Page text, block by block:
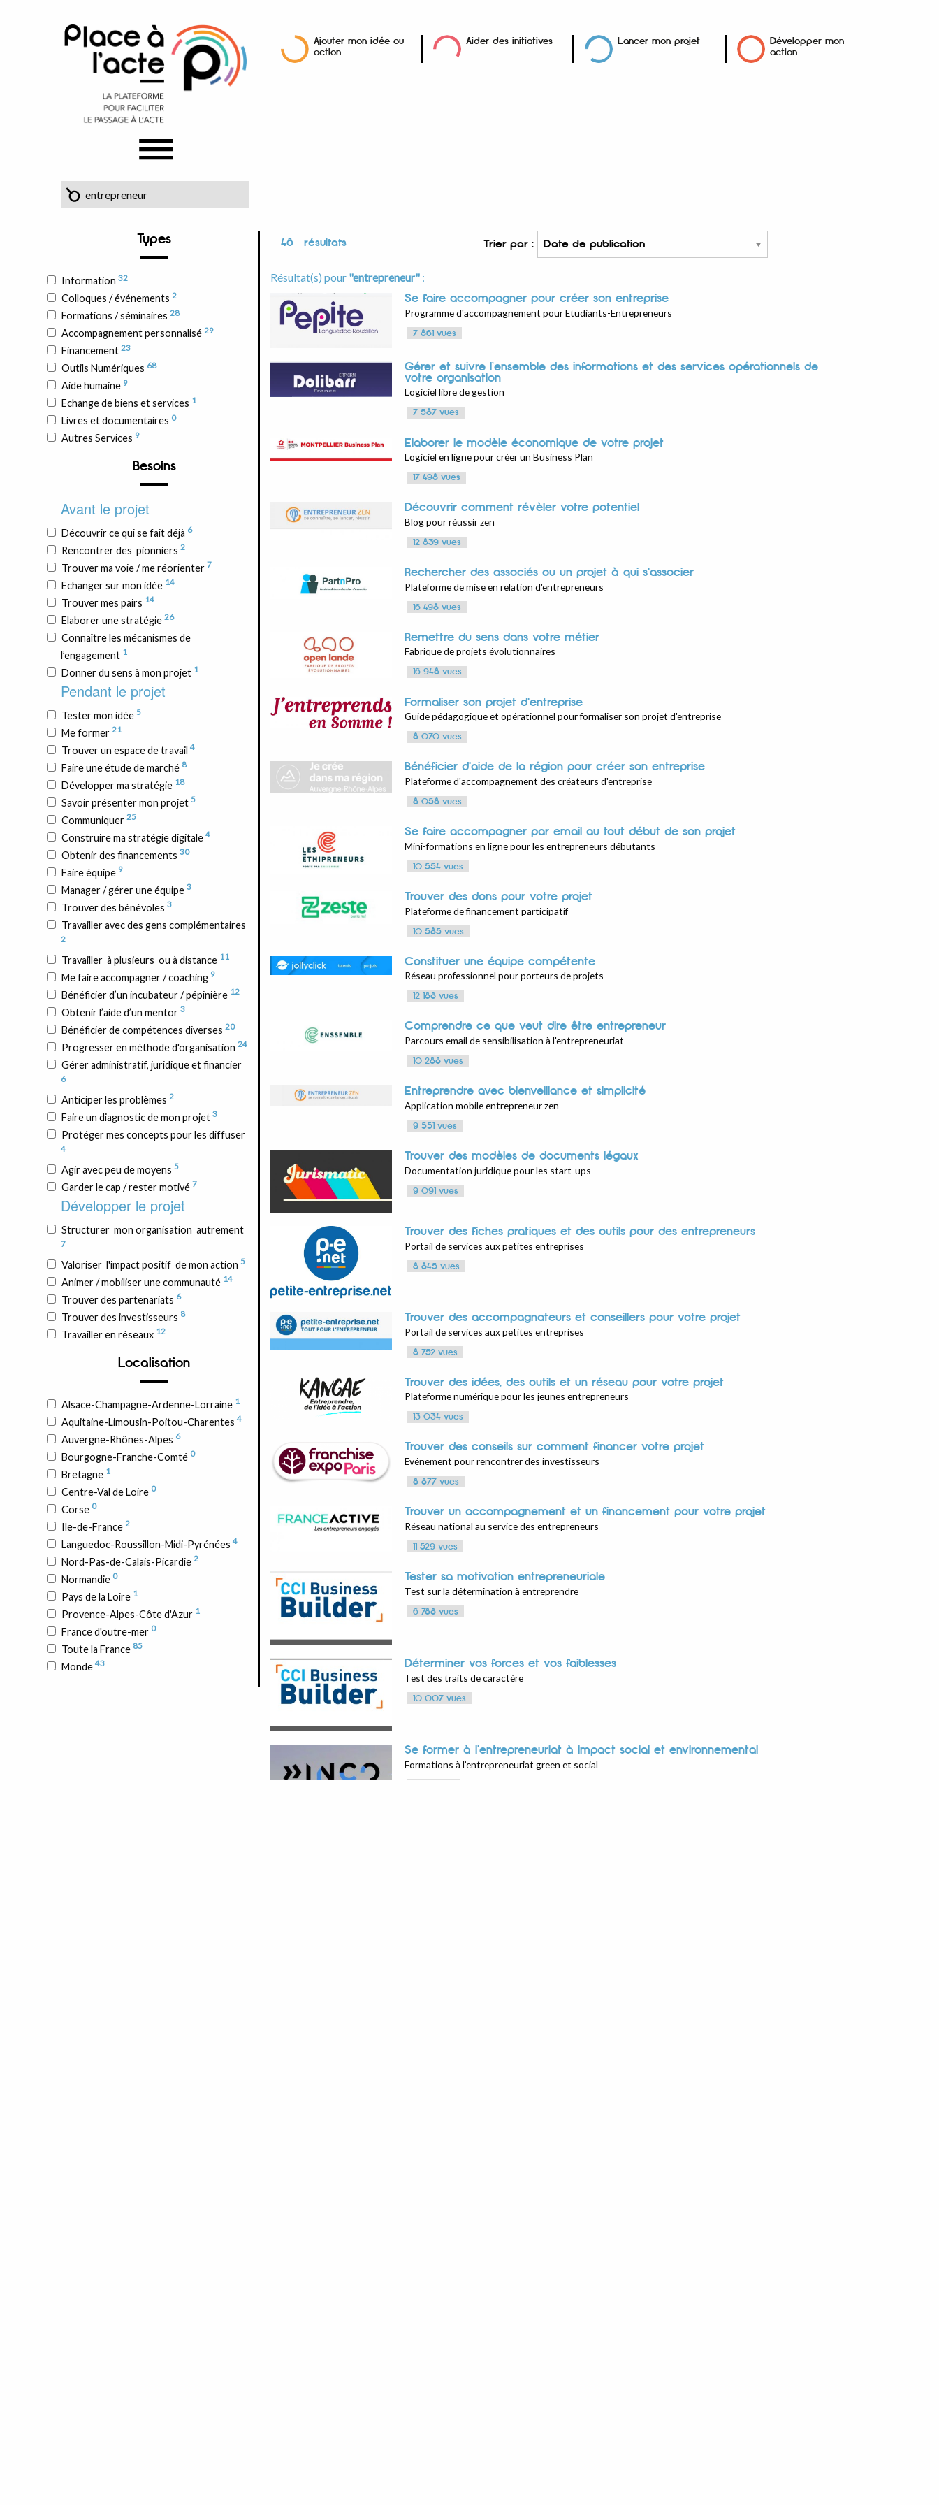
Ajouter mon idée ou
action
Aider des initiatives Lancer mon projet
Développer mon
action
Types
Information 32
Colloques / événements 2
Formations / séminaires 28
Accompagnement personnalisé 29
Financement 23
Outils Numériques 68
Aide humaine 9
Echange de biens et services 1
Livres et documentaires 0
Autres Services 9
Besoins
Avant le projet
Découvrir ce qui se fait déjà 6
Rencontrer des pionniers 2
Trouver ma voie / me réorienter 7
Echanger sur mon idée 14
Trouver mes pairs 14
Elaborer une stratégie 26
Connaître les mécanismes de
l’engagement 1
Donner du sens à mon projet 1
Pendant le projet
Tester mon idée 5
Me former 21
Trouver un espace de travail 4
Faire une étude de marché 8
Développer ma stratégie 18
Savoir présenter mon projet 5
Communiquer 25
Construire ma stratégie digitale 4
Obtenir des financements 30
Faire équipe 9
Manager / gérer une équipe 3
Trouver des bénévoles 3
Travailler avec des gens complémentaires
2
Travailler à plusieurs ou à distance 11
Me faire accompagner / coaching 9
Bénéficier d’un incubateur / pépinière 12
Obtenir l’aide d’un mentor 3
Bénéficier de compétences diverses 20
Progresser en méthode d'organisation 24
Gérer administratif, juridique et financier
6
Anticiper les problèmes 2
Faire un diagnostic de mon projet 3
Protéger mes concepts pour les diffuser
4
Agir avec peu de moyens 5
Garder le cap / rester motivé 7
Développer le projet
Structurer mon organisation autrement
7
Valoriser l'impact positif de mon action 5
Animer / mobiliser une communauté 14
Trouver des partenariats 6
Trouver des investisseurs 8
Travailler en réseaux 12
Localisation
Alsace-Champagne-Ardenne-Lorraine 1
Aquitaine-Limousin-Poitou-Charentes 4
Auvergne-Rhônes-Alpes 6
Bourgogne-Franche-Comté 0
Bretagne 1
Centre-Val de Loire 0
Corse 0
Ile-de-France 2
Languedoc-Roussillon-Midi-Pyrénées 4
Nord-Pas-de-Calais-Picardie 2
Normandie 0
Pays de la Loire 1
Provence-Alpes-Côte d'Azur 1
France d'outre-mer 0
Toute la France 85
Monde 43
48 résultats Trier par :
Résultat(s) pour "entrepreneur" :
Se faire accompagner pour créer son entreprise
Programme d'accompagnement pour Etudiants-Entrepreneurs
7 861 vues
Gérer et suivre l’ensemble des informations et des services opérationnels de
votre organisation
Logiciel libre de gestion
7 587 vues
Elaborer le modèle économique de votre projet
Logiciel en ligne pour créer un Business Plan
17 498 vues
Découvrir comment révèler votre potentiel
Blog pour réussir zen
12 839 vues
Rechercher des associés ou un projet à qui s'associer
Plateforme de mise en relation d'entrepreneurs
16 498 vues
Remettre du sens dans votre métier
Fabrique de projets évolutionnaires
16 948 vues
Formaliser son projet d'entreprise
Guide pédagogique et opérationnel pour formaliser son projet d'entreprise
8 070 vues
Bénéficier d'aide de la région pour créer son entreprise
Plateforme d'accompagnement des créateurs d'entreprise
8 058 vues
Se faire accompagner par email au tout début de son projet
Mini-formations en ligne pour les entrepreneurs débutants
10 554 vues
Trouver des dons pour votre projet
Plateforme de financement participatif
10 585 vues
Constituer une équipe compétente
Réseau professionnel pour porteurs de projets
12 188 vues
Comprendre ce que veut dire être entrepreneur
Parcours email de sensibilisation à l'entrepreneuriat
10 288 vues
Entreprendre avec bienveillance et simplicité
Application mobile entrepreneur zen
9 551 vues
Trouver des modèles de documents légaux
Documentation juridique pour les start-ups
9 091 vues
Trouver des fiches pratiques et des outils pour des entrepreneurs
Portail de services aux petites entreprises
8 845 vues
Trouver des accompagnateurs et conseillers pour votre projet
Portail de services aux petites entreprises
8 752 vues
Trouver des idées, des outils et un réseau pour votre projet
Plateforme numérique pour les jeunes entrepreneurs
13 034 vues
Trouver des conseils sur comment financer votre projet
Evénement pour rencontrer des investisseurs
8 877 vues
Trouver un accompagnement et un financement pour votre projet
Réseau national au service des entrepreneurs
11 529 vues
Tester sa motivation entrepreneuriale
Test sur la détermination à entreprendre
6 788 vues
Déterminer vos forces et vos faiblesses
Test des traits de caractère
10 007 vues
Se former à l'entrepreneuriat à impact social et environnemental
Formations à l’entrepreneuriat green et social